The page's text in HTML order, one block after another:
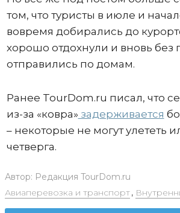
том, что туристы в июле и
вовремя добирались до
хорошо отдохнули и вновь без
отправились по домам.
Ранее TourDom.ru писал, что
из-за «ковра» задерживается
– некоторые не могут улететь
четверга.
Автор: Редакция TourDom.ru
Авиаперевозка и транспорт,